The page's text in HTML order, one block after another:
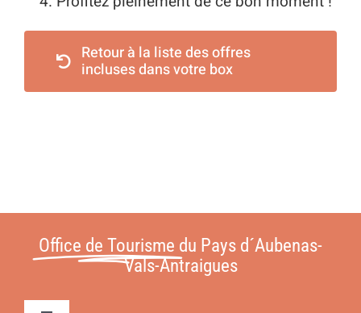
Retour à la liste des offres
incluses dans votre box
Office de Tourisme du Pays d´Aubenas-
Vals-Antraigues